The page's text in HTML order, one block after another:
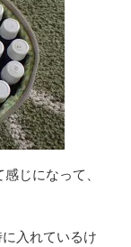
感じになって、
入れているけ